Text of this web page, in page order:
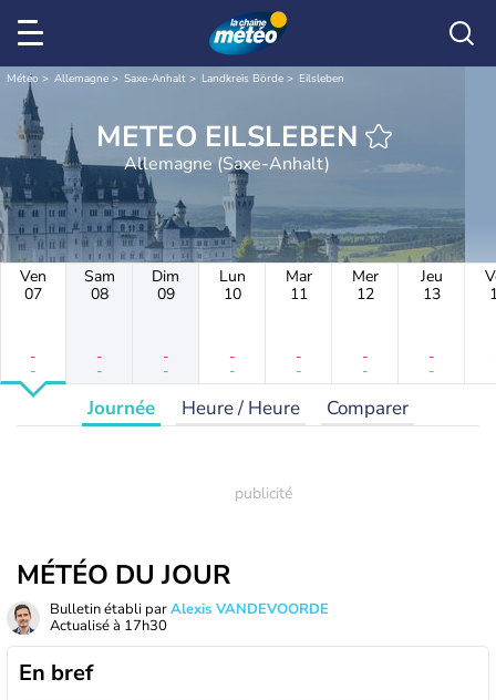
Météo Allemagne Saxe-Anhalt Landkreis Börde Eilsleben
METEO EILSLEBEN
Allemagne (Saxe-Anhalt)
Ven
07
-
-
Sam
08
-
-
Dim
09
-
-
Lun
10
-
-
Mar
11
-
-
Mer
12
-
-
Jeu
13
-
-
Journée Heure / Heure Comparer
MÉTÉO DU JOUR
Bulletin établi parAlexis VANDEVOORDE
Actualisé à 17h30
En bref